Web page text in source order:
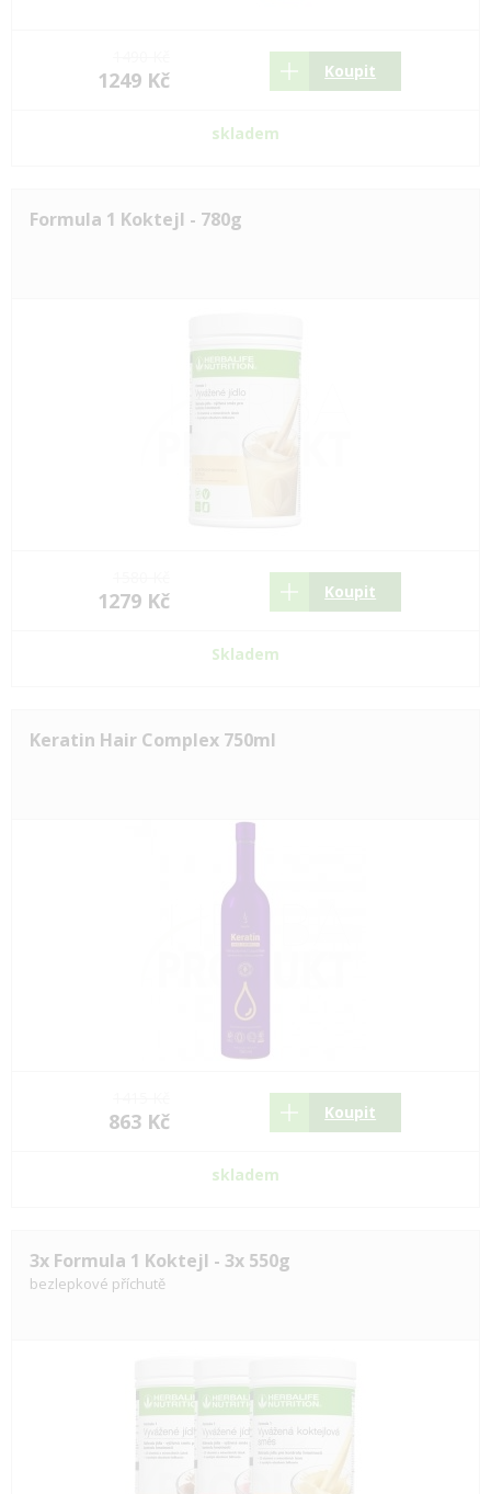
1249 Kč Koupit
skladem
Formula 1 Koktejl - 780g
1279 Kč Koupit
Skladem
Keratin Hair Complex 750ml
863 Kč Koupit
skladem
3x Formula 1 Koktejl - 3x 550g
bezlepkové příchutě